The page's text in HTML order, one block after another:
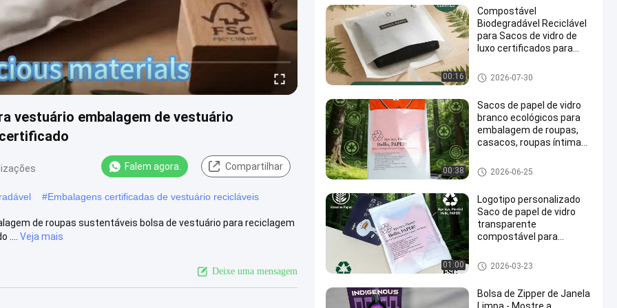
vestuário embalagem de vestuário
Falem agora. Compartilhar
#Embalagens certificadas de vestuário recicláveis
de roupas sustentáveis ​​bolsa de vestuário para reciclagem
Veja mais
Deixe uma mensagem
00:16
Compostável
Biodegradável Reciclável
para Sacos de vidro de
luxo certificados para
Saco de papel sem plástico
2026-07-30
00:38
Sacos de papel de vidro
branco ecológicos para
embalagem de roupas,
casacos, roupas íntimas,
biodegradável
Saco de papel glassine
2026-06-25
01:00
Logotipo personalizado
Saco de papel de vidro
transparente
compostável para
Saco de papel glassine
2026-03-23
Bolsa de Zipper de Janela